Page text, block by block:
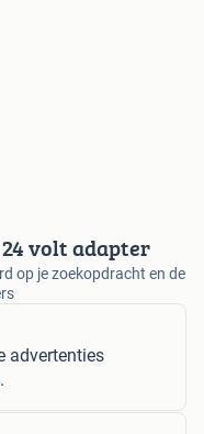
volt adapter
op je zoekopdracht en de
advertenties
.